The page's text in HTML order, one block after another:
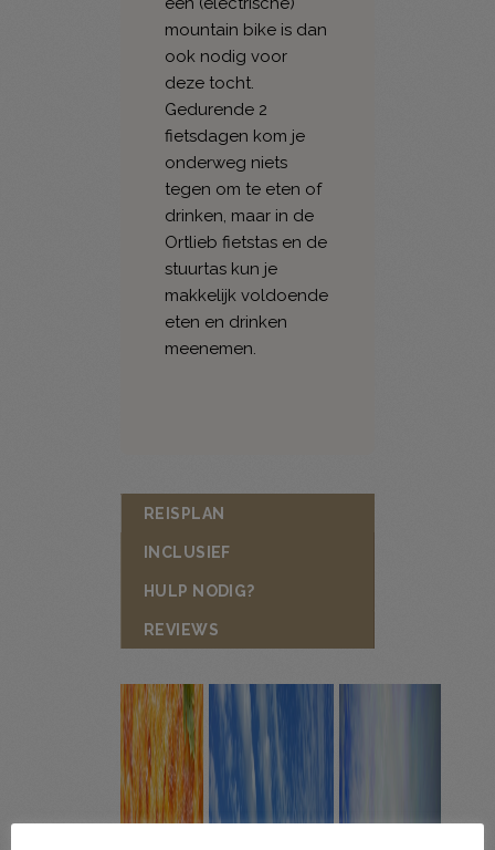
mountain bike is dan
ook nodig voor
deze tocht.
Gedurende 2
fietsdagen kom je
onderweg niets
tegen om te eten of
drinken, maar in de
Ortlieb fietstas en de
stuurtas kun je
makkelijk voldoende
eten en drinken
meenemen.
REISPLAN
INCLUSIEF
HULP NODIG?
REVIEWS